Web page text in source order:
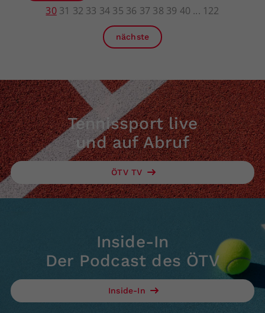
30 31 32 33 34 35 36 37 38 39 40 122
nächste
Tennissport live
und auf Abruf
ÖTV TV
Inside-In
Der Podcast des ÖTV
Inside-In